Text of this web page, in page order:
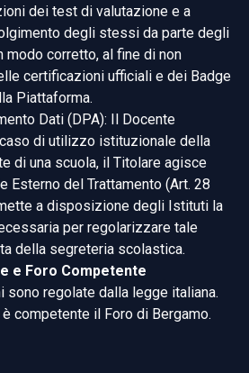
dei test di valutazione e a
degli stessi da parte degli
modo corretto, al fine di non
certificazioni ufficiali e dei Badge
Piattaforma.
Dati (DPA): Il Docente
di utilizzo istituzionale della
di una scuola, il Titolare agisce
Esterno del Trattamento (Art. 28
a disposizione degli Istituti la
per regolarizzare tale
della segreteria scolastica.
e Foro Competente
sono regolate dalla legge italiana.
competente il Foro di Bergamo.